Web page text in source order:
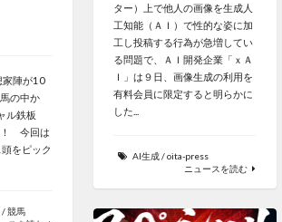
ター）上で他人の画像を生成人
工知能（ＡＩ）で性的な姿に加
工し投稿する行為が急増してい
る問題で、ＡＩ開発企業「ｘＡ
Ｉ」は９日、画像生成の利用を
有料会員に限定すると明らかに
した...
AI生成/oita-press
ニュースを読む
家陣が10
の中か
ル鉄板
！ 今回は
をピック
/競馬